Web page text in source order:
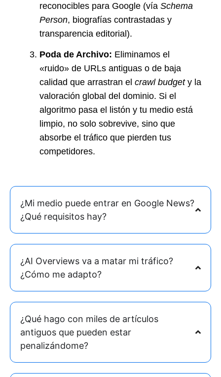
reconocibles para Google (vía Schema
Person, biografías contrastadas y
transparencia editorial).
Poda de Archivo: Eliminamos el
«ruido» de URLs antiguas o de baja
calidad que arrastran el crawl budgety la
valoración global del dominio. Si el
algoritmo pasa el listón y tu medio está
limpio, no solo sobrevive, sino que
absorbe el tráfico que pierden tus
competidores.
¿Mi medio puede entrar en Google News?
¿Qué requisitos hay?
¿AI Overviews va a matar mi tráfico?
¿Cómo me adapto?
¿Qué hago con miles de artículos
antiguos que pueden estar
penalizándome?